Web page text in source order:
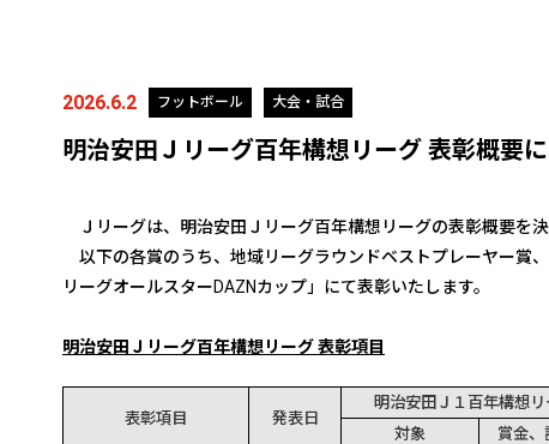
2026.6.2 フットボール 大会・試合
明治安田Ｊリーグ百年構想リーグ 表彰概要
Ｊリーグは、明治安田Ｊリーグ百年構想リーグの表彰概要を
以下の各賞のうち、地域リーグラウンドベストプレーヤー賞
リーグオールスターDAZNカップ」にて表彰いたします。
明治安田Ｊリーグ百年構想リーグ 表彰項目
表彰項目 発表日
明治安田Ｊ１百年構想リ
対象
賞金、